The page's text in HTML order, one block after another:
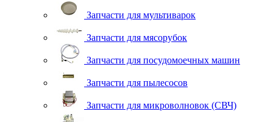
Запчасти для мультиварок
Запчасти для мясорубок
Запчасти для посудомоечных машин
Запчасти для пылесосов
Запчасти для микроволновок (СВЧ)